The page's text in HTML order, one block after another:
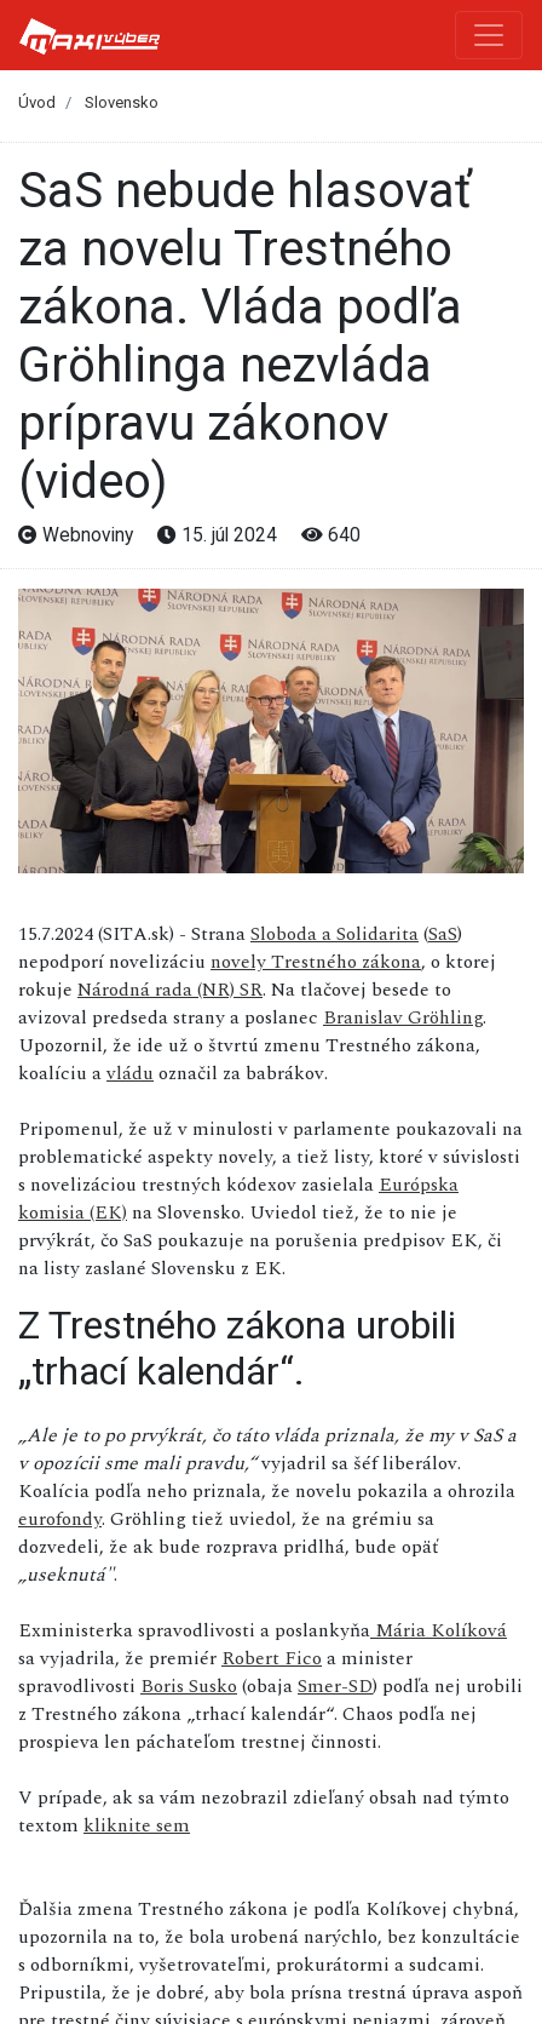
Úvod Slovensko
SaS nebude hlasovať
za novelu Trestného
zákona. Vláda podľa
Gröhlinga nezvláda
prípravu zákonov
(video)
Webnoviny 15. júl 2024 640
15.7.2024 (SITA.sk) - StranaSloboda a Solidarita(SaS)
nepodporí novelizáciu novely Trestného zákona, o ktorej
rokuje Národná rada (NR) SR. Na tlačovej besede to
avizoval predseda strany a poslanec Branislav Gröhling.
Upozornil, že ide už o štvrtú zmenu Trestného zákona,
koalíciu avládu označil za babrákov.
Pripomenul, že už v minulosti v parlamente poukazovali na
problematické aspekty novely, a tiež listy, ktoré v súvislosti
s novelizáciou trestných kódexov zasielala Európska
komisia (EK) na Slovensko. Uviedol tiež, že to nie je
prvýkrát, čo SaS poukazuje na porušenia predpisov EK, či
na listy zaslané Slovensku z EK.
Z Trestného zákona urobili
„trhací kalendár“.
„Ale je to po prvýkrát, čo táto vláda priznala, že my v SaS a
v opozícii sme mali pravdu,“vyjadril sa šéf liberálov.
Koalícia podľa neho priznala, že novelu pokazila a ohrozila
eurofondy. Gröhling tiež uviedol, že na grémiu sa
dozvedeli, že ak bude rozprava pridlhá, bude opäť
„useknutá".
Exministerka spravodlivosti a poslankyňa Mária Kolíková
sa vyjadrila, že premiér Robert Fico a minister
spravodlivosti Boris Susko (obajaSmer-SD) podľa nej urobili
z Trestného zákona „trhací kalendár“. Chaos podľa nej
prospieva len páchateľom trestnej činnosti.
V prípade, ak sa vám nezobrazil zdieľaný obsah nad týmto
textom kliknite sem
Ďalšia zmena Trestného zákona je podľa Kolíkovej chybná,
upozornila na to, že bola urobená narýchlo, bez konzultácie
s odborníkmi, vyšetrovateľmi, prokurátormi a sudcami.
Pripustila, že je dobré, aby bola prísna trestná úprava aspoň